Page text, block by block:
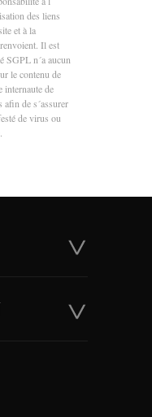
des liens
et à la
Il est
SGPL n´a aucun
le contenu de
internaute de
afin de s´assurer
de virus ou